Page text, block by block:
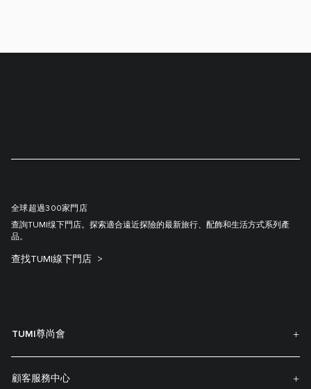
全球超過300家門店
查詢TUMI缐下門店。探索適合遠近探險的最新旅行、配飾和生活方式系列產
品。
查找TUMI線下門店
TUMI尊尚會
顧客服務中心